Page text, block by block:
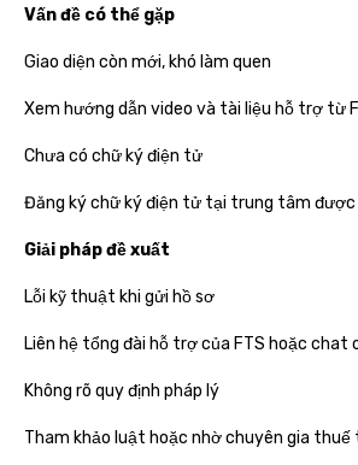
Vấn đề có thể gặp
Giao diện còn mới, khó làm quen
Xem hướng dẫn video và tài liệu hỗ trợ từ
Chưa có chữ ký điện tử
Đăng ký chữ ký điện tử tại trung tâm được
Giải pháp đề xuất
Lỗi kỹ thuật khi gửi hồ sơ
Liên hệ tổng đài hỗ trợ của FTS hoặc chat
Không rõ quy định pháp lý
Tham khảo luật hoặc nhờ chuyên gia thuế